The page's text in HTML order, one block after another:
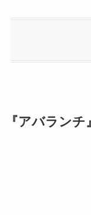
『アバラン